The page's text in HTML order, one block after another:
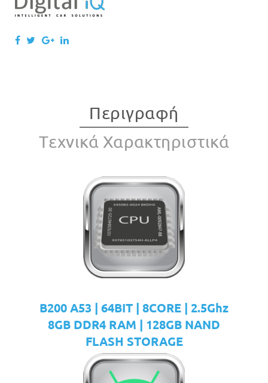
Περιγραφή
Tεχνικά Χαρακτηριστικά
B200 A53 | 64BIT | 8CORE | 2.5Ghz
8GB DDR4 RAM | 128GB NAND
FLASH STORAGE